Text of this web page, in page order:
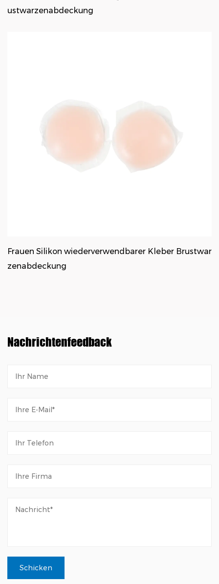
ustwarzenabdeckung
Frauen Silikon wiederverwendbarer Kleber Brustwar
zenabdeckung
Nachrichtenfeedback